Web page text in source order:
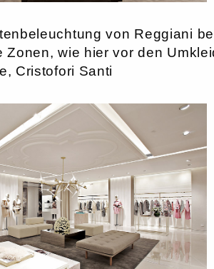
von Reggiani
Zonen, wie hier vor den
Cristofori Santi